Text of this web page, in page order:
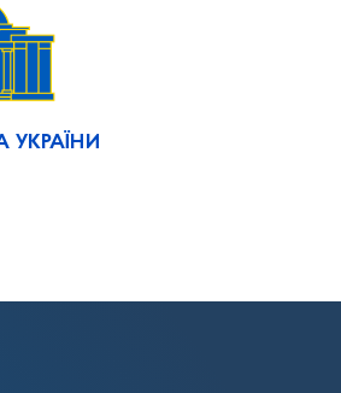
УКРАЇНИ